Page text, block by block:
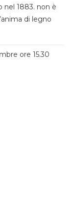
nel 1883. non è
di legno
ore 15.30